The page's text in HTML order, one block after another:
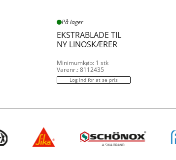
På lager
EKSTRABLADE TIL
NY LINOSKÆRER
Minimumkøb: 1 stk
Varenr.: 8112435
Log ind for at se pris